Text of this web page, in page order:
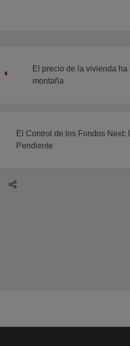
El precio de la vivienda
montaña
El Control de los Fondos Next:
Pendiente